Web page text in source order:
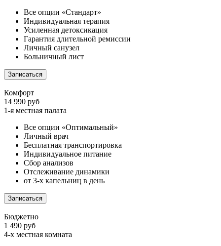
Все опции «Стандарт»
Индивидуальная терапия
Усиленная детоксикация
Гарантия длительной ремиссии
Личный санузел
Больничный лист
Записаться
Комфорт
14 990 руб
1-я местная палата
Все опции «Оптимальный»
Личный врач
Бесплатная транспортировка
Индивидуальное питание
Сбор анализов
Отслеживание динамики
от 3-х капельниц в день
Записаться
Бюджетно
1 490 руб
4-х местная комната